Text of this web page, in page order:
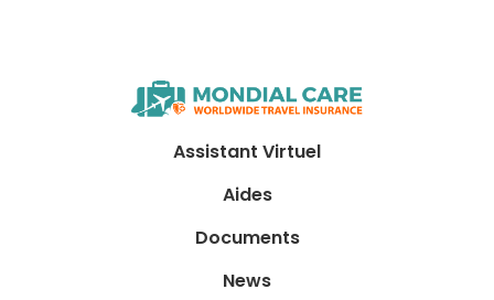
Assistant Virtuel
Aides
Documents
News